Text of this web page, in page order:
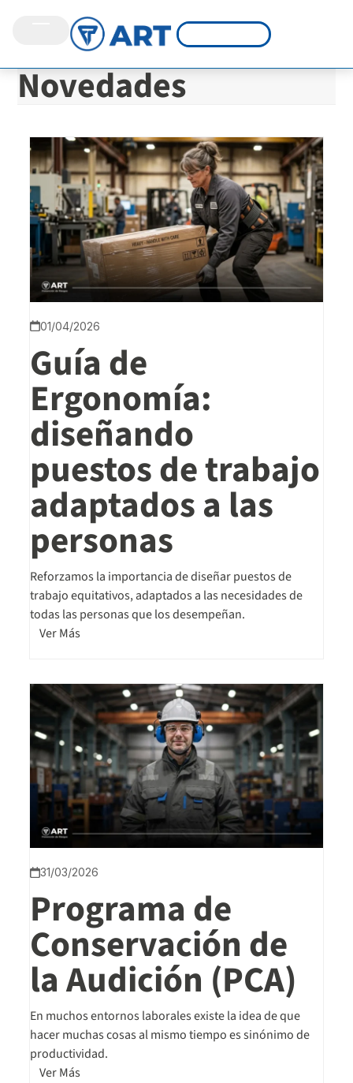
Novedades
01/04/2026
Guía de
Ergonomía:
diseñando
puestos de trabajo
adaptados a las
personas
Reforzamos la importancia de diseñar puestos de
trabajo equitativos, adaptados a las necesidades de
todas las personas que los desempeñan.
Ver Más
31/03/2026
Programa de
Conservación de
la Audición (PCA)
En muchos entornos laborales existe la idea de que
hacer muchas cosas al mismo tiempo es sinónimo de
productividad.
Ver Más